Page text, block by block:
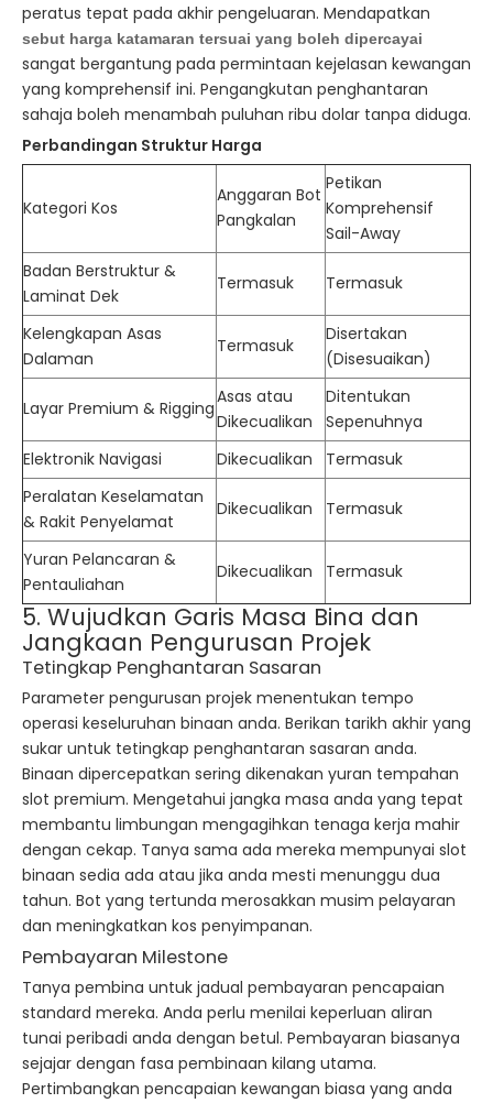
peratus tepat pada akhir pengeluaran. Mendapatkan
sebut harga katamaran tersuai yang boleh dipercayai
sangat bergantung pada permintaan kejelasan kewangan
yang komprehensif ini. Pengangkutan penghantaran
sahaja boleh menambah puluhan ribu dolar tanpa diduga.
Perbandingan Struktur Harga
Kategori Kos
Anggaran Bot
Pangkalan
Petikan
Komprehensif
Sail-Away
Badan Berstruktur &
Laminat Dek
Termasuk Termasuk
Kelengkapan Asas
Dalaman
Termasuk
Disertakan
(Disesuaikan)
Layar Premium & Rigging
Asas atau
Dikecualikan
Ditentukan
Sepenuhnya
Elektronik Navigasi
Dikecualikan
Termasuk
Peralatan Keselamatan
& Rakit Penyelamat
Dikecualikan Termasuk
Yuran Pelancaran &
Pentauliahan
Dikecualikan Termasuk
5. Wujudkan Garis Masa Bina dan
Jangkaan Pengurusan Projek
Tetingkap Penghantaran Sasaran
Parameter pengurusan projek menentukan tempo
operasi keseluruhan binaan anda. Berikan tarikh akhir yang
sukar untuk tetingkap penghantaran sasaran anda.
Binaan dipercepatkan sering dikenakan yuran tempahan
slot premium. Mengetahui jangka masa anda yang tepat
membantu limbungan mengagihkan tenaga kerja mahir
dengan cekap. Tanya sama ada mereka mempunyai slot
binaan sedia ada atau jika anda mesti menunggu dua
tahun. Bot yang tertunda merosakkan musim pelayaran
dan meningkatkan kos penyimpanan.
Pembayaran Milestone
Tanya pembina untuk jadual pembayaran pencapaian
standard mereka. Anda perlu menilai keperluan aliran
tunai peribadi anda dengan betul. Pembayaran biasanya
sejajar dengan fasa pembinaan kilang utama.
Pertimbangkan pencapaian kewangan biasa yang anda